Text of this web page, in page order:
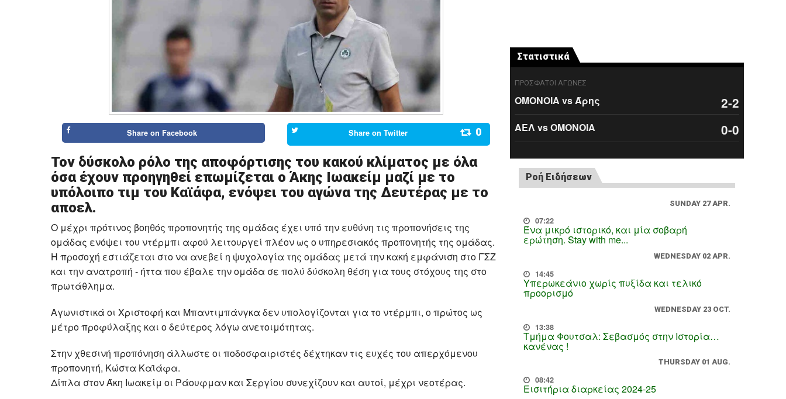
Share on Facebook Share on Twitter 0
Τον δύσκολο ρόλο της αποφόρτισης του κακού κλίματος με όλα
όσα έχουν προηγηθεί επωμίζεται ο Άκης Ιωακείμ μαζί με το
υπόλοιπο τιμ του Καϊάφα, ενόψει του αγώνα της Δευτέρας με το
αποελ.
Ο μέχρι πρότινος βοηθός προπονητής της ομάδας έχει υπό την ευθύνη τις προπονήσεις της
ομάδας ενόψει του ντέρμπι αφού λειτουργεί πλέον ως ο υπηρεσιακός προπονητής της ομάδας.
Η προσοχή εστιάζεται στο να ανεβεί η ψυχολογία της ομάδας μετά την κακή εμφάνιση στο ΓΣΖ
και την ανατροπή - ήττα που έβαλε την ομάδα σε πολύ δύσκολη θέση για τους στόχους της στο
πρωτάθλημα.
Αγωνιστικά οι Χριστοφή και Μπαντιμπάνγκα δεν υπολογίζονται για το ντέρμπι, ο πρώτος ως
μέτρο προφύλαξης και ο δεύτερος λόγω ανετοιμότητας.
Στην χθεσινή προπόνηση άλλωστε οι ποδοσφαιριστές δέχτηκαν τις ευχές του απερχόμενου
προπονητή, Κώστα Καϊάφα.
Δίπλα στον Άκη Ιωακείμ οι Ράουφμαν και Σεργίου συνεχίζουν και αυτοί, μέχρι νεοτέρας.
Στατιστικά
ΠΡΟΣΦΑΤΟΙ ΑΓΩΝΕΣ
ΟΜΟΝΟΙΑ vs Άρης 2-2
ΑΕΛ vs ΟΜΟΝΟΙΑ 0-0
Ροή Ειδήσεων
SUNDAY 27 APR.
07:22
Ένα μικρό ιστορικό, και μία σοβαρή
ερώτηση. Stay with me...
WEDNESDAY 02 APR.
14:45
Υπερωκεάνιο χωρίς πυξίδα και τελικό
προορισμό
WEDNESDAY 23 OCT.
13:38
Τμήμα Φουτσαλ: Σεβασμός στην Ιστορία…
κανένας !
THURSDAY 01 AUG.
08:42
Εισιτήρια διαρκείας 2024-25